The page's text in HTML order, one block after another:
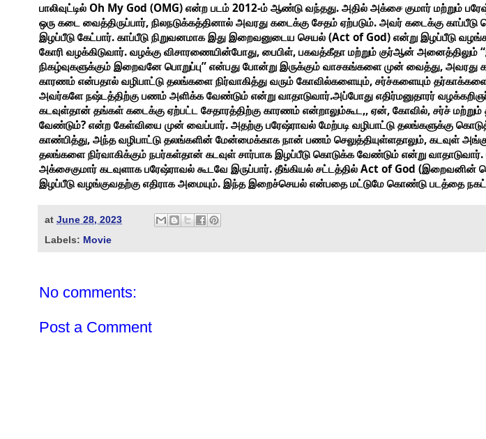
பாலிவுட்டில் Oh My God (OMG) என்ற படம் 2012-ம் ஆண்டு வந்தது. அதில் அக்சை குமார் மற்றும்
ஒரு கடை வைத்திருப்பார், நிலநடுக்கத்தினால் அவரது கடைக்கு சேதம் ஏற்படும். அவர் கடைக்கு காப்பீடு
இழப்பீடு கேட்பார். காப்பீடு நிறுவனமாக இது இறைவனுடைய செயல் (Act of God) என்று இழப்பீடு
கோரி வழக்கிடுவார். வழக்கு விசாரணையின்போது, பைபிள், பகவத்கீதா மற்றும் குர்ஆன் அனைத்திலும் “
நிகழ்வுகளுக்கும் இறைவனே பொறுப்பு” என்பது போன்று இருக்கும் வாசகங்களை முன் வைத்து, அவரது
காரணம் என்பதால் வழிபாட்டு தலங்களை நிர்வாகித்து வரும் கோவில்களையும், சர்ச்களையும்
அவர்களே நஷ்டத்திற்கு பணம் அளிக்க வேண்டும் என்று வாதாடுவார்.அப்போது எதிர்மனுதாரர்
கடவுள்தான் தங்கள் கடைக்கு ஏற்பட்ட சேதாரத்திற்கு காரணம் என்றாலும்கூட ,, ஏன், கோவில், சர்ச் மற்றும்
வேண்டும்? என்ற கேள்வியை முன் வைப்பார். அதற்கு பரேஷ்ராவல் மேற்படி வழிபாட்டு தலங்களுக்கு
காண்பித்து, அந்த வழிபாட்டு தலங்களின் மேன்மைக்காக நான் பணம் செலுத்தியுள்ளதாலும், கடவுள்
தலங்களை நிர்வாகிக்கும் நபர்கள்தான் கடவுள் சார்பாக இழப்பீடு கொடுக்க வேண்டும் என்று வாதாடுவார்.
அக்சைகுமார் கடவுளாக பரேஷ்ராவல் கூடவே இருப்பார். தீங்கியல் சட்டத்தில் Act of God (இறைவனின்
இழப்பீடு வழங்குவதற்கு எதிராக அமையும். இந்த இறைச்செயல் என்பதை மட்டுமே கொண்டு படத்தை
at June 28, 2023
Labels: Movie
No comments:
Post a Comment